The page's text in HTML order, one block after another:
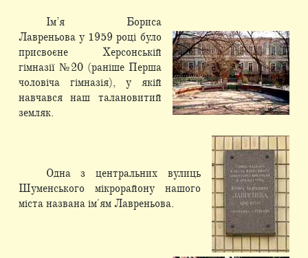
Ім’я Бориса
Лавреньова у 1959 році було
присвоєне Херсонській
гімназії №20 (раніше Перша
чоловіча гімназія), у якій
навчався наш талановитий
земляк.
Одна з центральних вулиць
Шуменського мікрорайону нашого
міста названа ім'ям Лавреньова.